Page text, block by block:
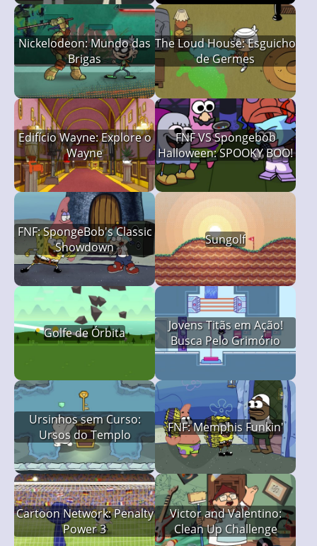
Nickelodeon: Mundo das
Brigas
The Loud House: Esguicho
de Germes
Edifício Wayne: Explore o
Wayne
FNF VS Spongebob
Halloween: SPOOKY BOO!
FNF: SpongeBob's Classic
Showdown
Sungolf
Golfe de Órbita
Jovens Titãs em Ação!
Busca Pelo Grimório
Ursinhos sem Curso:
Ursos do Templo
FNF: Memphis Funkin'
Cartoon Network: Penalty
Power 3
Victor and Valentino:
Clean Up Challenge